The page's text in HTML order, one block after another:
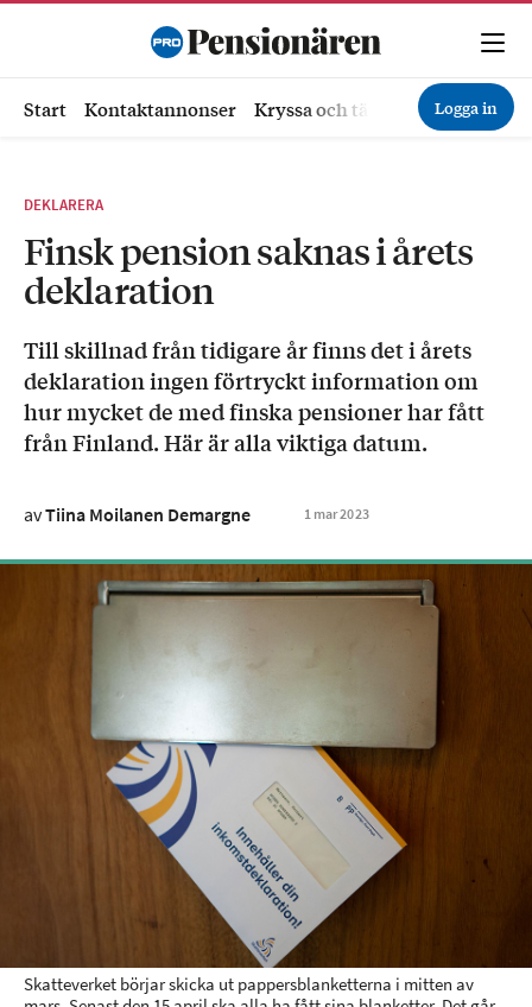
Start Kontaktannonser Kryssa och tävla Ekonomi
Logga in
DEKLARERA
Finsk pension saknas i årets
deklaration
Till skillnad från tidigare år finns det i årets
deklaration ingen förtryckt information om
hur mycket de med finska pensioner har fått
från Finland. Här är alla viktiga datum.
avTiina Moilanen Demargne 1 mar2023
Skatteverket börjar skicka ut pappersblanketterna i mitten av